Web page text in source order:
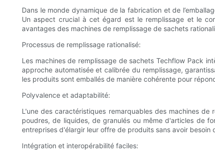
Dans le monde dynamique de la fabrication et de
Un aspect crucial à cet égard est le remplissage et le
avantages des machines de remplissage de sachets
Processus de remplissage rationalisé:
Les machines de remplissage de sachets Techflow Pack
approche automatisée et calibrée du remplissage,
les produits sont emballés de manière cohérente pour
Polyvalence et adaptabilité:
L'une des caractéristiques remarquables des machines
poudres, de liquides, de granulés ou même d'articles de
entreprises d'élargir leur offre de produits sans avoir
Intégration et interopérabilité faciles: